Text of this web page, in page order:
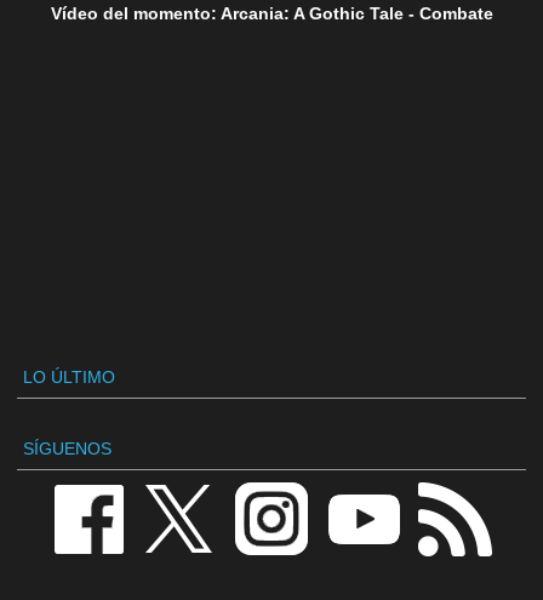
Vídeo del momento: Arcania: A Gothic Tale - Combate
LO ÚLTIMO
SÍGUENOS